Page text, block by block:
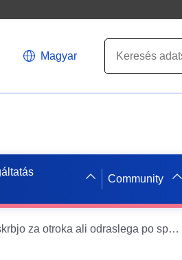
Magyar
Community
Glavna težava pri usklajevanju dela s skrbjo za otroka ali odraslega po spolu, 18 do 64 let, Slovenija, 2018Q2